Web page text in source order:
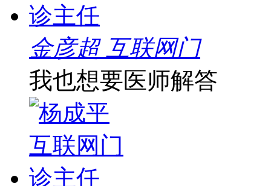
金彦超 互联网门
我也想要医师解答